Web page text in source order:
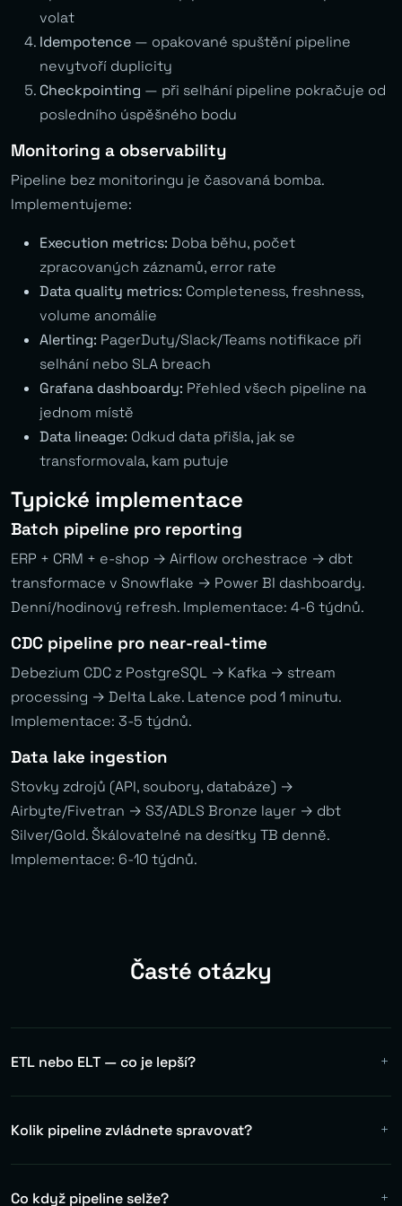
volat
Idempotence — opakované spuštění pipeline
nevytvoří duplicity
Checkpointing — při selhání pipeline pokračuje od
posledního úspěšného bodu
Monitoring a observability
Pipeline bez monitoringu je časovaná bomba.
Implementujeme:
Execution metrics: Doba běhu, počet
zpracovaných záznamů, error rate
Data quality metrics: Completeness, freshness,
volume anomálie
Alerting: PagerDuty/Slack/Teams notifikace při
selhání nebo SLA breach
Grafana dashboardy: Přehled všech pipeline na
jednom místě
Data lineage: Odkud data přišla, jak se
transformovala, kam putuje
Typické implementace
Batch pipeline pro reporting
ERP + CRM + e-shop → Airflow orchestrace → dbt
transformace v Snowflake → Power BI dashboardy.
Denní/hodinový refresh. Implementace: 4-6 týdnů.
CDC pipeline pro near-real-time
Debezium CDC z PostgreSQL → Kafka → stream
processing → Delta Lake. Latence pod 1 minutu.
Implementace: 3-5 týdnů.
Data lake ingestion
Stovky zdrojů (API, soubory, databáze) →
Airbyte/Fivetran → S3/ADLS Bronze layer → dbt
Silver/Gold. Škálovatelné na desítky TB denně.
Implementace: 6-10 týdnů.
Časté otázky
ETL nebo ELT — co je lepší?
regulovaná prostředí s přísnými pravidly na ukládaná
volíme ELT pro lepší flexibilitu a audituovatelnost, ale
Kolik pipeline zvládnete spravovat?
organizace nasazujeme Airflow na Kubernetes s
Co když pipeline selže?